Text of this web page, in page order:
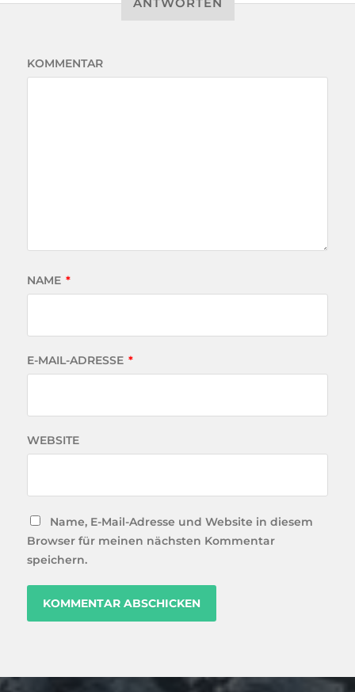
ANTWORTEN
KOMMENTAR
NAME *
E-MAIL-ADRESSE *
WEBSITE
Name, E-Mail-Adresse und Website in diesem
Browser für meinen nächsten Kommentar
speichern.